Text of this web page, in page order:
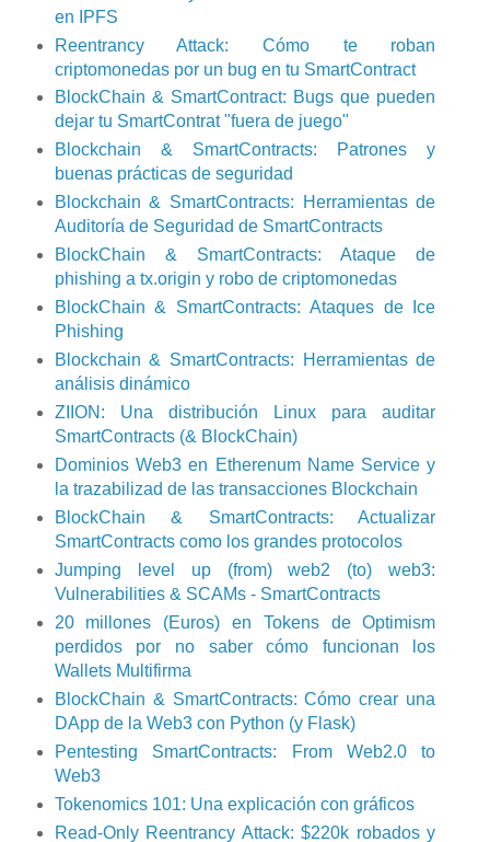
en IPFS
Reentrancy Attack: Cómo te roban
criptomonedas por un bug en tu SmartContract
BlockChain & SmartContract: Bugs que pueden
dejar tu SmartContrat "fuera de juego"
Blockchain & SmartContracts: Patrones y
buenas prácticas de seguridad
Blockchain & SmartContracts: Herramientas de
Auditoría de Seguridad de SmartContracts
BlockChain & SmartContracts: Ataque de
phishing a tx.origin y robo de criptomonedas
BlockChain & SmartContracts: Ataques de Ice
Phishing
Blockchain & SmartContracts: Herramientas de
análisis dinámico
ZIION: Una distribución Linux para auditar
SmartContracts (& BlockChain)
Dominios Web3 en Etherenum Name Service y
la trazabilizad de las transacciones Blockchain
BlockChain & SmartContracts: Actualizar
SmartContracts como los grandes protocolos
Jumping level up (from) web2 (to) web3:
Vulnerabilities & SCAMs - SmartContracts
20 millones (Euros) en Tokens de Optimism
perdidos por no saber cómo funcionan los
Wallets Multifirma
BlockChain & SmartContracts: Cómo crear una
DApp de la Web3 con Python (y Flask)
Pentesting SmartContracts: From Web2.0 to
Web3
Tokenomics 101: Una explicación con gráficos
Read-Only Reentrancy Attack: $220k robados y